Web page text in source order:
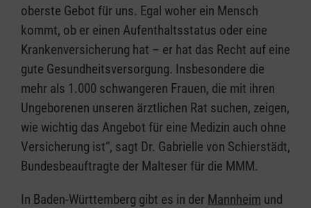
oberste Gebot für uns. Egal woher ein Mensch
kommt, ob er einen Aufenthaltsstatus oder eine
Krankenversicherung hat – er hat das Recht auf eine
gute Gesundheitsversorgung. Insbesondere die
mehr als 1.000 schwangeren Frauen, die mit ihren
Ungeborenen unseren ärztlichen Rat suchen, zeigen,
wie wichtig das Angebot für eine Medizin auch ohne
Versicherung ist“, sagt Dr. Gabrielle von Schierstädt,
Bundesbeauftragte der Malteser für die MMM.
In Baden-Württemberg gibt es in der Mannheim und